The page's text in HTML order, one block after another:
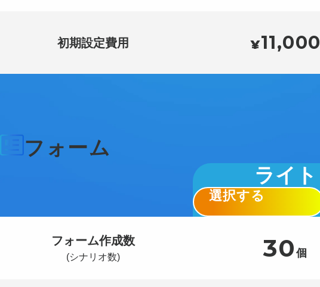
初期設定費用 ¥11,000
フォーム
ライト
選択する
フォーム作成数
(シナリオ数) 30個